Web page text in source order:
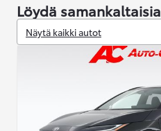
Löydä
Näytä kaikki autot